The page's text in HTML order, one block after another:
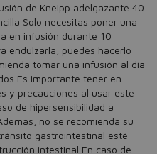
de Kneipp adelgazante 40
Solo necesitas poner una
en infusión durante 10
endulzarla, puedes hacerlo
tomar una infusión al día
Es importante tener en
y precauciones al usar este
de hipersensibilidad a
no se recomienda su
gastrointestinal esté
intestinal En caso de